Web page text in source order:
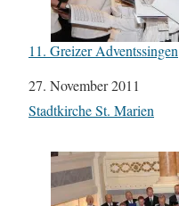
11. Greizer Adventssingen
Datum
27. November 2011
In Bezug auf
Stadtkirche St. Marien